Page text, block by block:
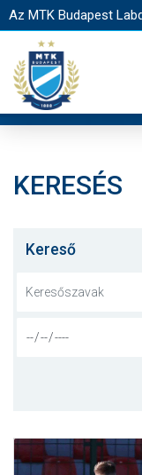
Az MTK Budapest
KERESÉS
Kereső